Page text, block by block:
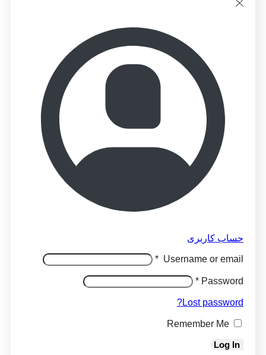
حساب کاربری
Username or email
*
Password
*
Lost password?
Remember Me
Log In